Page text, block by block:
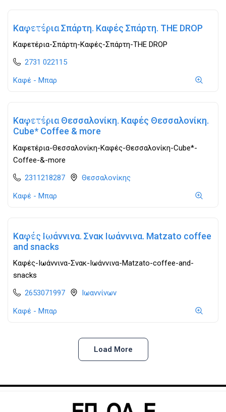
Ανοιχτά
Καφετέρια Σπάρτη. Καφές Σπάρτη. THE DROP
Καφετέρια-Σπάρτη-Καφές-Σπάρτη-THE DROP
2731 022115
Καφέ - Μπαρ
Ανοιχτά
Καφετέρια Θεσσαλονίκη. Καφές Θεσσαλονίκη.
Cube* Coffee & more
Καφετέρια-Θεσσαλονίκη-Καφές-Θεσσαλονίκη-Cube*-
Coffee-&-more
2311218287
Θεσσαλονίκης
Καφέ - Μπαρ
Ανοιχτά
Καφές Ιωάννινα. Σνακ Ιωάννινα. Matzato coffee
and snacks
Καφές-Ιωάννινα-Σνακ-Ιωάννινα-Matzato-coffee-and-
snacks
2653071997
Ιωαννίνων
Καφέ - Μπαρ
Load More